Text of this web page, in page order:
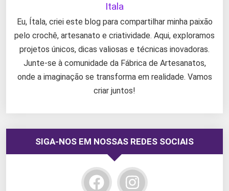
Itala
Eu, Ítala, criei este blog para compartilhar minha paixão
pelo crochê, artesanato e criatividade. Aqui, exploramos
projetos únicos, dicas valiosas e técnicas inovadoras.
Junte-se à comunidade da Fábrica de Artesanatos,
onde a imaginação se transforma em realidade. Vamos
criar juntos!
SIGA-NOS EM NOSSAS REDES SOCIAIS